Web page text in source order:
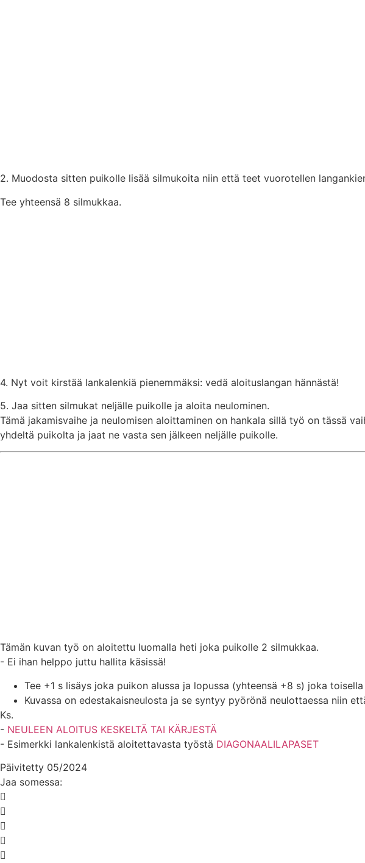
2. Muodosta sitten puikolle lisää silmukoita niin että teet vuorotellen
Tee yhteensä 8 silmukkaa.
4. Nyt voit kirstää lankalenkiä pienemmäksi: vedä aloituslangan hännästä!
5. Jaa sitten silmukat neljälle puikolle ja aloita neulominen.
Tämä jakamisvaihe ja neulomisen aloittaminen on hankala sillä työ on tässä
yhdeltä puikolta ja jaat ne vasta sen jälkeen neljälle puikolle.
Tämän kuvan työ on aloitettu luomalla heti joka puikolle 2 silmukkaa.
- Ei ihan helppo juttu hallita käsissä!
Tee +1 s lisäys joka puikon alussa ja lopussa (yhteensä +8 s) joka
Kuvassa on edestakaisneulosta ja se syntyy pyörönä neulottaessa niin
Ks.
- NEULEEN ALOITUS KESKELTÄ TAI KÄRJESTÄ
- Esimerkki lankalenkistä aloitettavasta työstä DIAGONAALILAPASET
Päivitetty 05/2024
Jaa somessa: